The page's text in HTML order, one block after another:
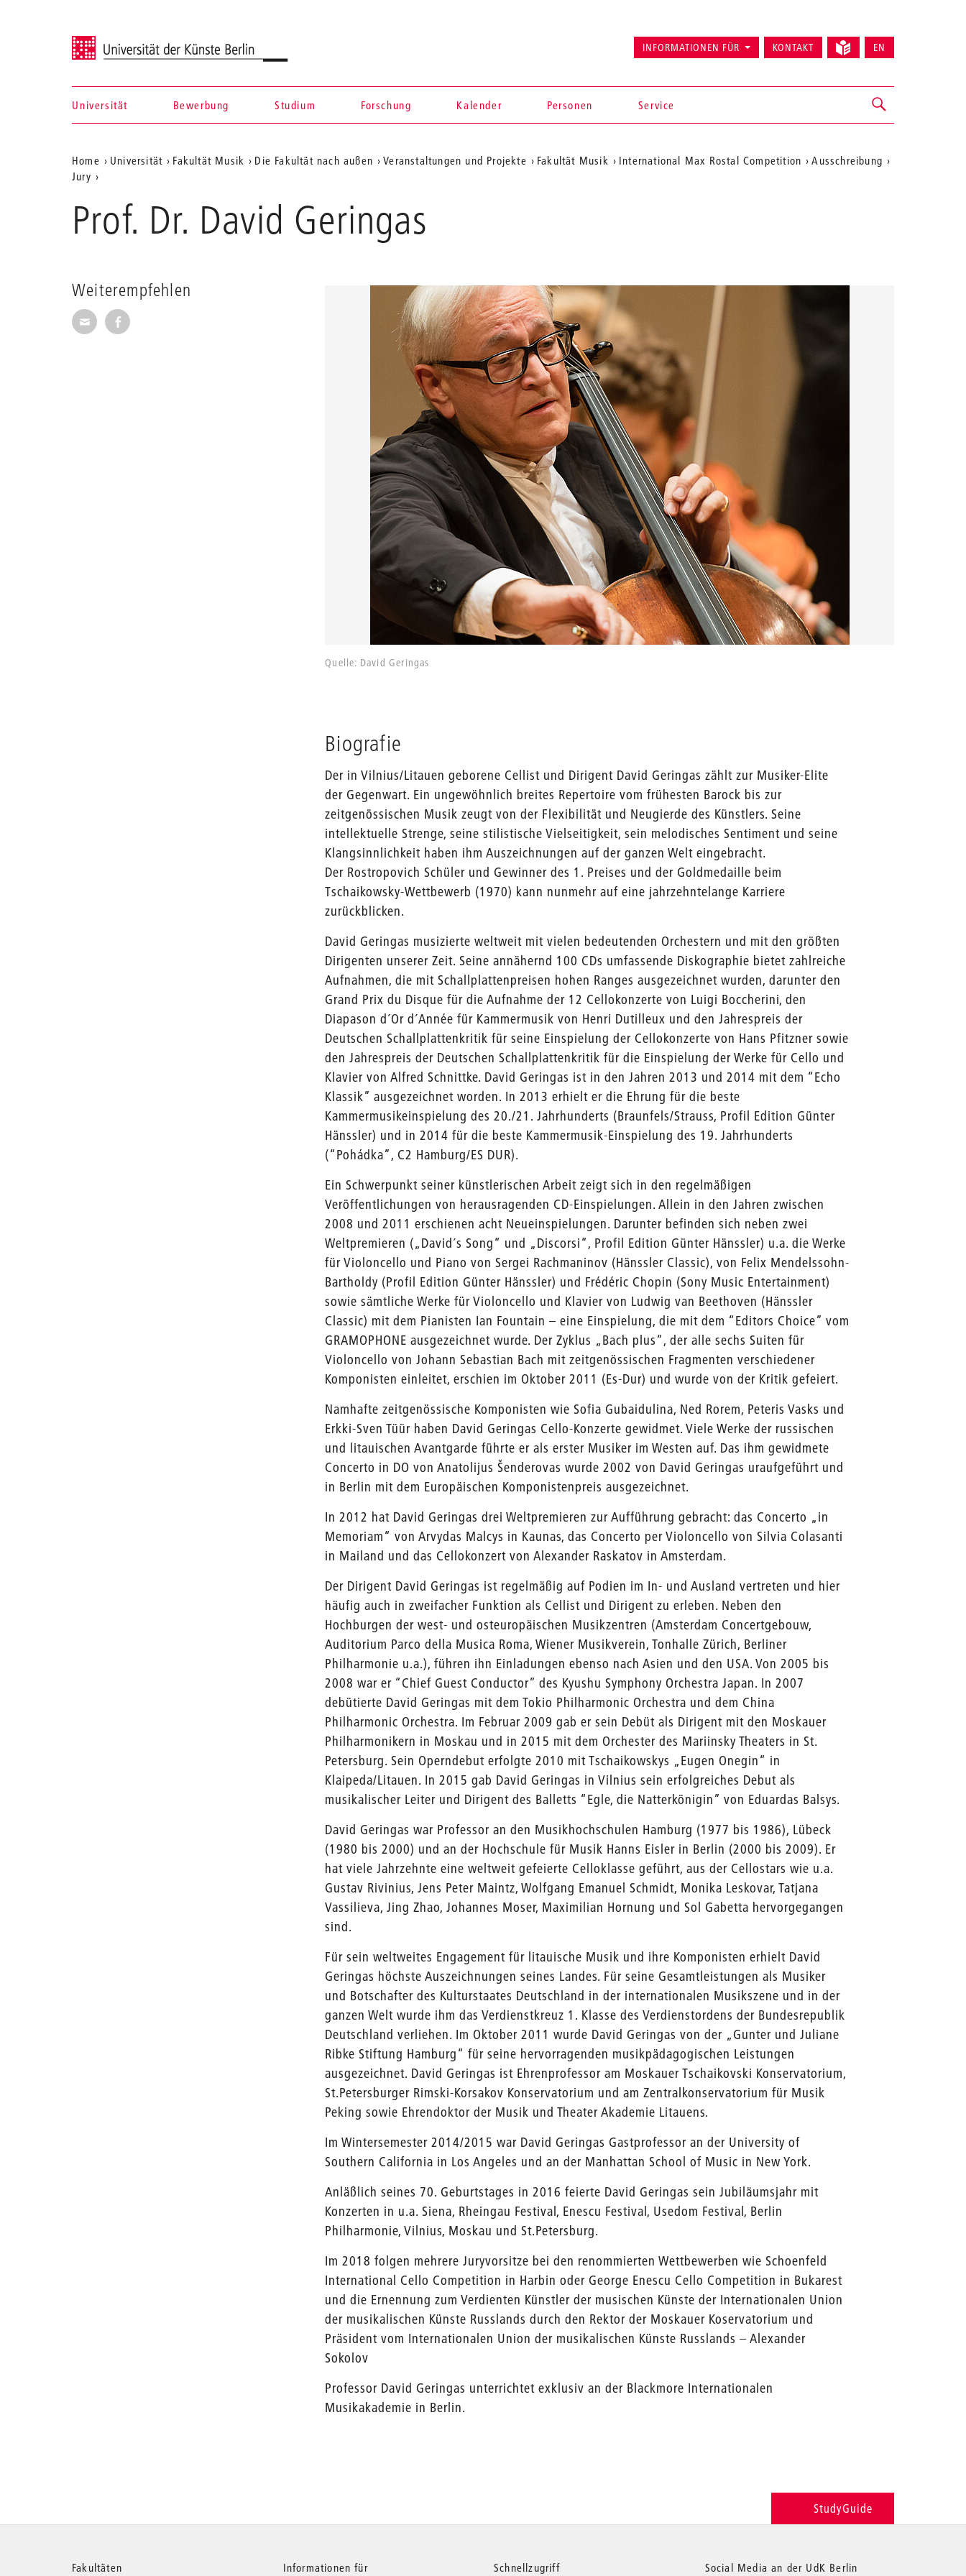
Universität der Künste Berlin
Navigation &
Suche
Universität Bewerbung Studium Forschung Kalender Personen Service
INFORMATIONEN FÜR KONTAKT EN
Aktuelle
Position
auf
der
Home Universität Fakultät Musik Die Fakultät nach außen Veranstaltungen und Projekte Fakultät Musik International Max Rostal Competition
Ausschreibung
Jury
Prof. Dr. David Geringas
Weiterempfehlen
Seite per E-Mail weiterempfehlen
Seite auf Facebook weiterempfehlen
Quelle: David Geringas
Biografie
Der in Vilnius/Litauen geborene Cellist und Dirigent David Geringas zählt zur Musiker-Elite
der Gegenwart. Ein ungewöhnlich breites Repertoire vom frühesten Barock bis zur
zeitgenössischen Musik zeugt von der Flexibilität und Neugierde des Künstlers. Seine
intellektuelle Strenge, seine stilistische Vielseitigkeit, sein melodisches Sentiment und seine
Klangsinnlichkeit haben ihm Auszeichnungen auf der ganzen Welt eingebracht.
Der Rostropovich Schüler und Gewinner des 1. Preises und der Goldmedaille beim
Tschaikowsky-Wettbewerb (1970) kann nunmehr auf eine jahrzehntelange Karriere
zurückblicken.
David Geringas musizierte weltweit mit vielen bedeutenden Orchestern und mit den größten
Dirigenten unserer Zeit. Seine annähernd 100 CDs umfassende Diskographie bietet zahlreiche
Aufnahmen, die mit Schallplattenpreisen hohen Ranges ausgezeichnet wurden, darunter den
Grand Prix du Disque für die Aufnahme der 12 Cellokonzerte von Luigi Boccherini, den
Diapason d´Or d´Année für Kammermusik von Henri Dutilleux und den Jahrespreis der
Deutschen Schallplattenkritik für seine Einspielung der Cellokonzerte von Hans Pfitzner sowie
den Jahrespreis der Deutschen Schallplattenkritik für die Einspielung der Werke für Cello und
Klavier von Alfred Schnittke. David Geringas ist in den Jahren 2013 und 2014 mit dem “Echo
Klassik” ausgezeichnet worden. In 2013 erhielt er die Ehrung für die beste
Kammermusikeinspielung des 20./21. Jahrhunderts (Braunfels/Strauss, Profil Edition Günter
Hänssler) und in 2014 für die beste Kammermusik-Einspielung des 19. Jahrhunderts
(“Pohádka”, C2 Hamburg/ES DUR).
Ein Schwerpunkt seiner künstlerischen Arbeit zeigt sich in den regelmäßigen
Veröffentlichungen von herausragenden CD-Einspielungen. Allein in den Jahren zwischen
2008 und 2011 erschienen acht Neueinspielungen. Darunter befinden sich neben zwei
Weltpremieren („David´s Song“ und „Discorsi“, Profil Edition Günter Hänssler) u.a. die Werke
für Violoncello und Piano von Sergei Rachmaninov (Hänssler Classic), von Felix Mendelssohn-
Bartholdy (Profil Edition Günter Hänssler) und Frédéric Chopin (Sony Music Entertainment)
sowie sämtliche Werke für Violoncello und Klavier von Ludwig van Beethoven (Hänssler
Classic) mit dem Pianisten Ian Fountain – eine Einspielung, die mit dem “Editors Choice” vom
GRAMOPHONE ausgezeichnet wurde. Der Zyklus „Bach plus“, der alle sechs Suiten für
Violoncello von Johann Sebastian Bach mit zeitgenössischen Fragmenten verschiedener
Komponisten einleitet, erschien im Oktober 2011 (Es-Dur) und wurde von der Kritik gefeiert.
Namhafte zeitgenössische Komponisten wie Sofia Gubaidulina, Ned Rorem, Peteris Vasks und
Erkki-Sven Tüür haben David Geringas Cello-Konzerte gewidmet. Viele Werke der russischen
und litauischen Avantgarde führte er als erster Musiker im Westen auf. Das ihm gewidmete
Concerto in DO von Anatolijus Šenderovas wurde 2002 von David Geringas uraufgeführt und
in Berlin mit dem Europäischen Komponistenpreis ausgezeichnet.
In 2012 hat David Geringas drei Weltpremieren zur Aufführung gebracht: das Concerto „in
Memoriam“ von Arvydas Malcys in Kaunas, das Concerto per Violoncello von Silvia Colasanti
in Mailand und das Cellokonzert von Alexander Raskatov in Amsterdam.
Der Dirigent David Geringas ist regelmäßig auf Podien im In- und Ausland vertreten und hier
häufig auch in zweifacher Funktion als Cellist und Dirigent zu erleben. Neben den
Hochburgen der west- und osteuropäischen Musikzentren (Amsterdam Concertgebouw,
Auditorium Parco della Musica Roma, Wiener Musikverein, Tonhalle Zürich, Berliner
Philharmonie u.a.), führen ihn Einladungen ebenso nach Asien und den USA. Von 2005 bis
2008 war er “Chief Guest Conductor” des Kyushu Symphony Orchestra Japan. In 2007
debütierte David Geringas mit dem Tokio Philharmonic Orchestra und dem China
Philharmonic Orchestra. Im Februar 2009 gab er sein Debüt als Dirigent mit den Moskauer
Philharmonikern in Moskau und in 2015 mit dem Orchester des Mariinsky Theaters in St.
Petersburg. Sein Operndebut erfolgte 2010 mit Tschaikowskys „Eugen Onegin“ in
Klaipeda/Litauen. In 2015 gab David Geringas in Vilnius sein erfolgreiches Debut als
musikalischer Leiter und Dirigent des Balletts “Egle, die Natterkönigin” von Eduardas Balsys.
David Geringas war Professor an den Musikhochschulen Hamburg (1977 bis 1986), Lübeck
(1980 bis 2000) und an der Hochschule für Musik Hanns Eisler in Berlin (2000 bis 2009). Er
hat viele Jahrzehnte eine weltweit gefeierte Celloklasse geführt, aus der Cellostars wie u.a.
Gustav Rivinius, Jens Peter Maintz, Wolfgang Emanuel Schmidt, Monika Leskovar, Tatjana
Vassilieva, Jing Zhao, Johannes Moser, Maximilian Hornung und Sol Gabetta hervorgegangen
sind.
Für sein weltweites Engagement für litauische Musik und ihre Komponisten erhielt David
Geringas höchste Auszeichnungen seines Landes. Für seine Gesamtleistungen als Musiker
und Botschafter des Kulturstaates Deutschland in der internationalen Musikszene und in der
ganzen Welt wurde ihm das Verdienstkreuz 1. Klasse des Verdienstordens der Bundesrepublik
Deutschland verliehen. Im Oktober 2011 wurde David Geringas von der „Gunter und Juliane
Ribke Stiftung Hamburg“ für seine hervorragenden musikpädagogischen Leistungen
ausgezeichnet. David Geringas ist Ehrenprofessor am Moskauer Tschaikovski Konservatorium,
St.Petersburger Rimski-Korsakov Konservatorium und am Zentralkonservatorium für Musik
Peking sowie Ehrendoktor der Musik und Theater Akademie Litauens.
Im Wintersemester 2014/2015 war David Geringas Gastprofessor an der University of
Southern California in Los Angeles und an der Manhattan School of Music in New York.
Anläßlich seines 70. Geburtstages in 2016 feierte David Geringas sein Jubiläumsjahr mit
Konzerten in u.a. Siena, Rheingau Festival, Enescu Festival, Usedom Festival, Berlin
Philharmonie, Vilnius, Moskau und St.Petersburg.
Im 2018 folgen mehrere Juryvorsitze bei den renommierten Wettbewerben wie Schoenfeld
International Cello Competition in Harbin oder George Enescu Cello Competition in Bukarest
und die Ernennung zum Verdienten Künstler der musischen Künste der Internationalen Union
der musikalischen Künste Russlands durch den Rektor der Moskauer Koservatorium und
Präsident vom Internationalen Union der musikalischen Künste Russlands – Alexander
Sokolov
Professor David Geringas unterrichtet exklusiv an der Blackmore Internationalen
Musikakademie in Berlin.
StudyGuide
Fakultäten Informationen für Schnellzugriff Social Media an der UdK Berlin